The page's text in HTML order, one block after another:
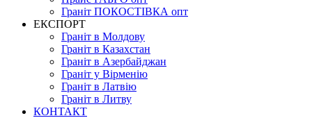
Граніт ПОКОСТІВКА опт
ЕКСПОРТ
Граніт в Молдову
Граніт в Казахстан
Граніт в Азербайджан
Граніт у Вірменію
Граніт в Латвію
Граніт в Литву
КОНТАКТ